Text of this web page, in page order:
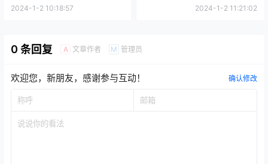
2024-1-2 10:18:57 2024-1-2 11:21:02
0 条回复 A 文章作者 M 管理员
欢迎您，新朋友，感谢参与互动！ 确认修改